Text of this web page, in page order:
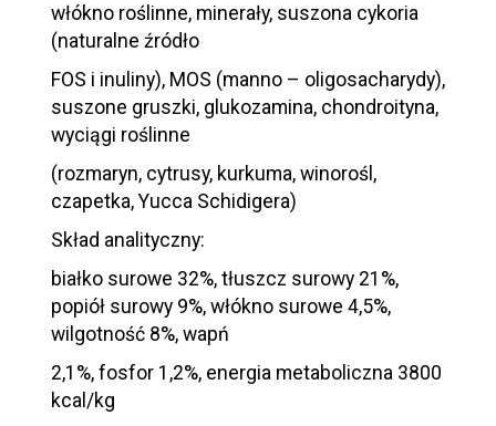
włókno roślinne, minerały, suszona cykoria
(naturalne źródło
FOS i inuliny), MOS (manno – oligosacharydy),
suszone gruszki, glukozamina, chondroityna,
wyciągi roślinne
(rozmaryn, cytrusy, kurkuma, winorośl,
czapetka, Yucca Schidigera)
Skład analityczny:
białko surowe 32%, tłuszcz surowy 21%,
popiół surowy 9%, włókno surowe 4,5%,
wilgotność 8%, wapń
2,1%, fosfor 1,2%, energia metaboliczna 3800
kcal/kg